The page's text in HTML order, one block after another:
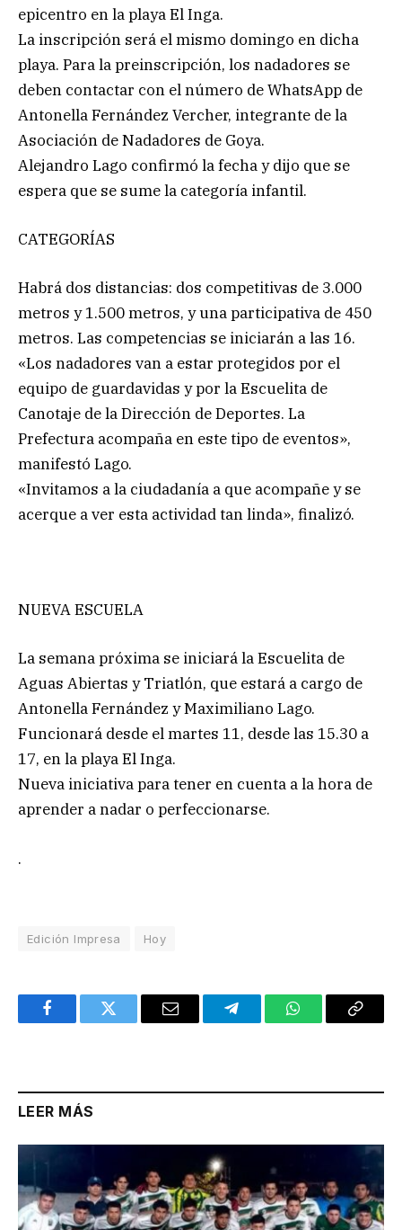
epicentro en la playa El Inga.
La inscripción será el mismo domingo en dicha
playa. Para la preinscripción, los nadadores se
deben contactar con el número de WhatsApp de
Antonella Fernández Vercher, integrante de la
Asociación de Nadadores de Goya.
Alejandro Lago confirmó la fecha y dijo que se
espera que se sume la categoría infantil.
CATEGORÍAS
Habrá dos distancias: dos competitivas de 3.000
metros y 1.500 metros, y una participativa de 450
metros. Las competencias se iniciarán a las 16.
«Los nadadores van a estar protegidos por el
equipo de guardavidas y por la Escuelita de
Canotaje de la Dirección de Deportes. La
Prefectura acompaña en este tipo de eventos»,
manifestó Lago.
«Invitamos a la ciudadanía a que acompañe y se
acerque a ver esta actividad tan linda», finalizó.
NUEVA ESCUELA
La semana próxima se iniciará la Escuelita de
Aguas Abiertas y Triatlón, que estará a cargo de
Antonella Fernández y Maximiliano Lago.
Funcionará desde el martes 11, desde las 15.30 a
17, en la playa El Inga.
Nueva iniciativa para tener en cuenta a la hora de
aprender a nadar o perfeccionarse.
.
Edición Impresa Hoy
FacebookTwitter Email TelegramWhatsAppCopy
LEER MÁS